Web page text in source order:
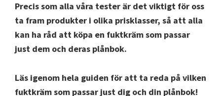
Precis som alla våra tester är det viktigt för oss
ta fram produkter i olika prisklasser, så att alla
kan ha råd att köpa en fuktkräm som passar
just dem och deras plånbok.
Läs igenom hela guiden för att ta reda på vilken
fuktkräm som passar just dig och din plånbok!